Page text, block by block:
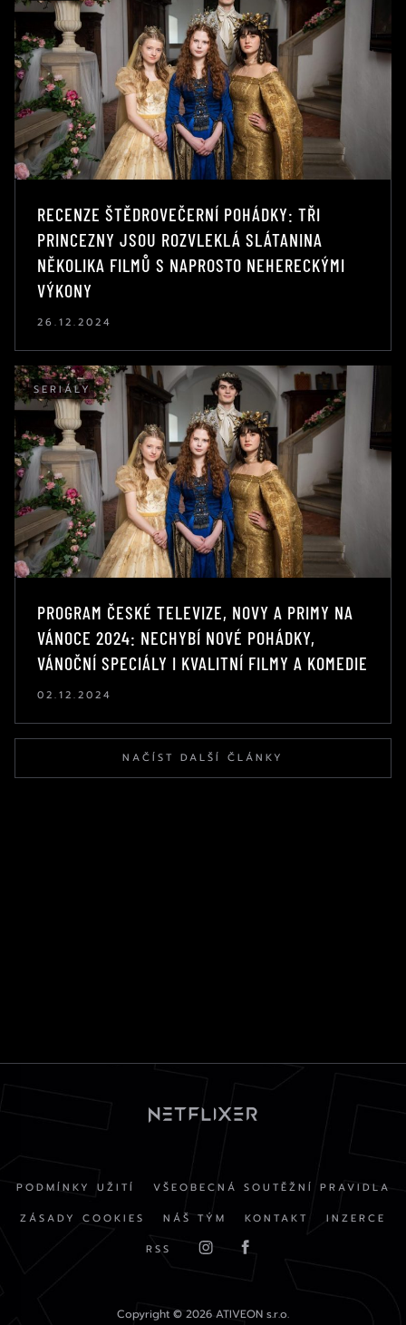
RECENZE ŠTĚDROVEČERNÍ POHÁDKY: TŘI
PRINCEZNY JSOU ROZVLEKLÁ SLÁTANINA
NĚKOLIKA FILMŮ S NAPROSTO NEHERECKÝMI
VÝKONY
26.12.2024
SERIÁLY
PROGRAM ČESKÉ TELEVIZE, NOVY A PRIMY NA
VÁNOCE 2024: NECHYBÍ NOVÉ POHÁDKY,
VÁNOČNÍ SPECIÁLY I KVALITNÍ FILMY A KOMEDIE
02.12.2024
NAČÍST DALŠÍ ČLÁNKY
PODMÍNKY UŽITÍ
VŠEOBECNÁ SOUTĚŽNÍ PRAVIDLA
ZÁSADY COOKIES
NÁŠ TÝM KONTAKT
INZERCE
RSS
Copyright © 2026 ATIVEON s.r.o.